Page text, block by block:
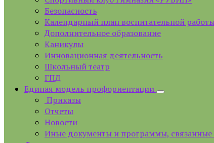
Безопасность
Календарный план воспитательной
Дополнительное образование
Каникулы
Инновационная деятельность
Школьный театр
ГПД
Единая модель профориентации
Приказы
Отчеты
Новости
Иные документы и программы,